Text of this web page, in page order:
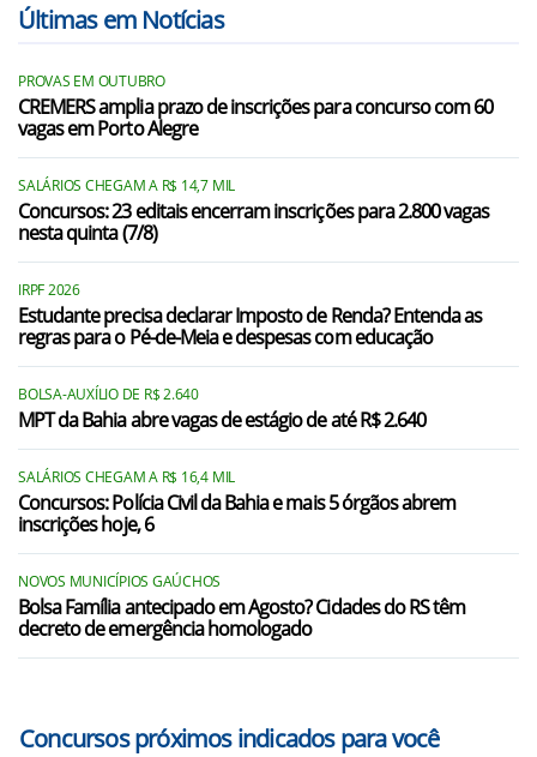
Últimas em Notícias
PROVAS EM OUTUBRO
CREMERS amplia prazo de inscrições para concurso com 60
vagas em Porto Alegre
SALÁRIOS CHEGAM A R$ 14,7 MIL
Concursos: 23 editais encerram inscrições para 2.800 vagas
nesta quinta (7/8)
IRPF 2026
Estudante precisa declarar Imposto de Renda? Entenda as
regras para o Pé-de-Meia e despesas com educação
BOLSA-AUXÍLIO DE R$ 2.640
MPT da Bahia abre vagas de estágio de até R$ 2.640
SALÁRIOS CHEGAM A R$ 16,4 MIL
Concursos: Polícia Civil da Bahia e mais 5 órgãos abrem
inscrições hoje, 6
NOVOS MUNICÍPIOS GAÚCHOS
Bolsa Família antecipado em Agosto? Cidades do RS têm
decreto de emergência homologado
Concursos próximos indicados para você